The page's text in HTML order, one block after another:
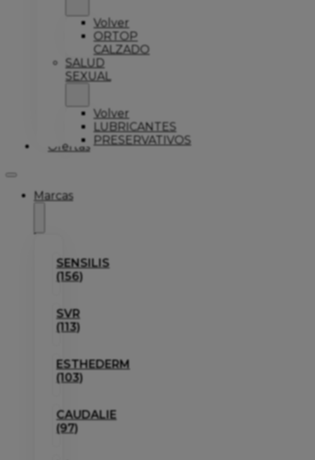
Volver
ORTOP
CALZADO
SALUD
SEXUAL
Volver
LUBRICANTES
PRESERVATIVOS
Ofertas
Marcas
SENSILIS
(156)
SVR
(113)
ESTHEDERM
(103)
CAUDALIE
(97)